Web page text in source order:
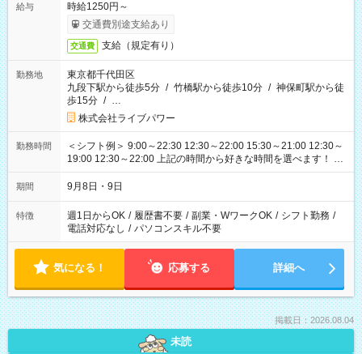
給与
時給1250円～
交通費別途支給あり
交通費 支給（規定有り）
勤務地
東京都千代田区
九段下駅から徒歩5分 / 竹橋駅から徒歩10分 / 神保町駅から徒
歩15分 / …
株式会社ライブパワー
勤務時間
＜シフト例＞ 9:00～22:30 12:30～22:00 15:30～21:00 12:30～
19:00 12:30～22:00 上記の時間から好きな時間を選べます！ ※
時間は変更となる可能性があります
期間 9月8日・9日
特徴 週1日からOK / 履歴書不要 / 副業・WワークOK / シフト勤務 /
電話対応なし / パソコンスキル不要
気になる！ 応募する 詳細へ
掲載日：2026.08.04
未読